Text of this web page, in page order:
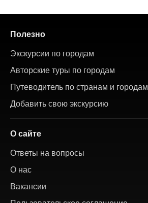
Полезно
Экскурсии по городам
Авторские туры по городам
Путеводитель по странам и городам
Добавить свою экскурсию
О сайте
Ответы на вопросы
О нас
Вакансии